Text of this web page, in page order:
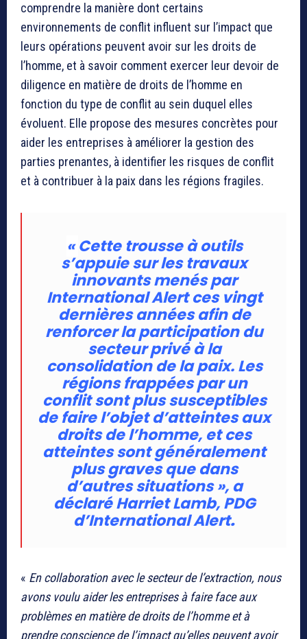
comprendre la manière dont certains
environnements de conflit influent sur l’impact que
leurs opérations peuvent avoir sur les droits de
l’homme, et à savoir comment exercer leur devoir de
diligence en matière de droits de l’homme en
fonction du type de conflit au sein duquel elles
évoluent. Elle propose des mesures concrètes pour
aider les entreprises à améliorer la gestion des
parties prenantes, à identifier les risques de conflit
et à contribuer à la paix dans les régions fragiles.
«Cette trousse à outils
s’appuie sur les travaux
innovants menés par
International Alert ces vingt
dernières années afin de
renforcer la participation du
secteur privé à la
consolidation de la paix. Les
régions frappées par un
conflit sont plus susceptibles
de faire l’objet d’atteintes aux
droits de l’homme, et ces
atteintes sont généralement
plus graves que dans
d’autres situations», a
déclaré Harriet Lamb, PDG
d’International Alert.
« En collaboration avec le secteur de l’extraction, nous
avons voulu aider les entreprises à faire face aux
problèmes en matière de droits de l’homme et à
prendre conscience de l’impact qu’elles peuvent avoir